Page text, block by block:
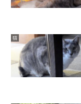
猫